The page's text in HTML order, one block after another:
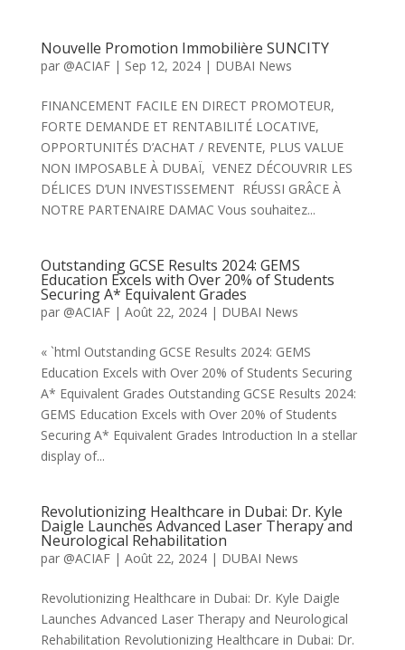
Nouvelle Promotion Immobilière SUNCITY
par @ACIAF| Sep 12, 2024| DUBAI News
FINANCEMENT FACILE EN DIRECT PROMOTEUR,
FORTE DEMANDE ET RENTABILITÉ LOCATIVE,
OPPORTUNITÉS D’ACHAT / REVENTE, PLUS VALUE
NON IMPOSABLE À DUBAÏ, VENEZ DÉCOUVRIR LES
DÉLICES D’UN INVESTISSEMENT RÉUSSI GRÂCE À
NOTRE PARTENAIRE DAMAC Vous souhaitez...
Outstanding GCSE Results 2024: GEMS
Education Excels with Over 20% of Students
Securing A* Equivalent Grades
par @ACIAF| Août 22, 2024| DUBAI News
« `html Outstanding GCSE Results 2024: GEMS
Education Excels with Over 20% of Students Securing
A* Equivalent Grades Outstanding GCSE Results 2024:
GEMS Education Excels with Over 20% of Students
Securing A* Equivalent Grades Introduction In a stellar
display of...
Revolutionizing Healthcare in Dubai: Dr. Kyle
Daigle Launches Advanced Laser Therapy and
Neurological Rehabilitation
par @ACIAF| Août 22, 2024| DUBAI News
Revolutionizing Healthcare in Dubai: Dr. Kyle Daigle
Launches Advanced Laser Therapy and Neurological
Rehabilitation Revolutionizing Healthcare in Dubai: Dr.